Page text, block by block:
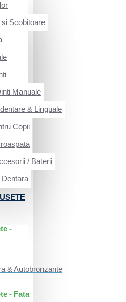
Scobitoare
Manuale
& Linguale
Copii
/ Baterii
Dentara
-
& Autobronzante
- Fata